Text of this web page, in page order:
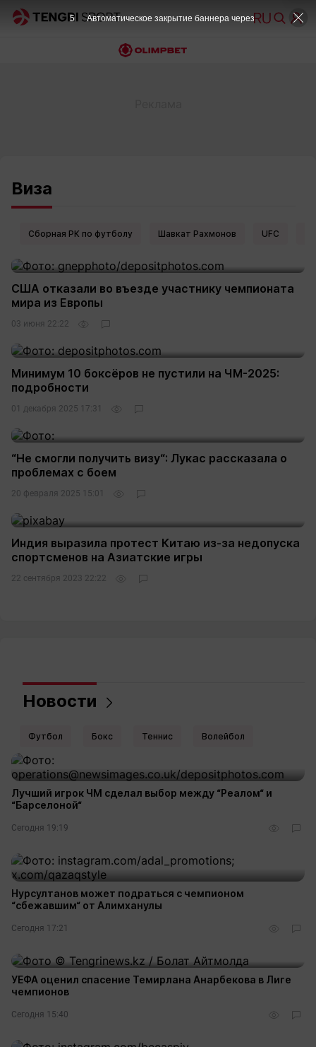
Виза
Сборная РК по футболу Шавкат Рахмонов UFC
США отказали во въезде участнику чемпионата
мира из Европы
03 июня 22:22
Минимум 10 боксёров не пустили на ЧМ-2025:
подробности
01 декабря 2025 17:31
“Не смогли получить визу“: Лукас рассказала о
проблемах с боем
20 февраля 2025 15:01
Индия выразила протест Китаю из-за недопуска
спортсменов на Азиатские игры
22 сентября 2023 22:22
Новости
Футбол Бокс Теннис Волейбол
Лучший игрок ЧМ сделал выбор между “Реалом“ и
“Барселоной“
Сегодня 19:19
Нурсултанов может подраться с чемпионом
“сбежавшим“ от Алимханулы
Сегодня 17:21
УЕФА оценил спасение Темирлана Анарбекова в Лиге
чемпионов
Сегодня 15:40
5 Автоматическое закрытие баннера через